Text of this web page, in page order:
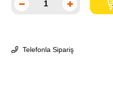
Telefonla Sipariş